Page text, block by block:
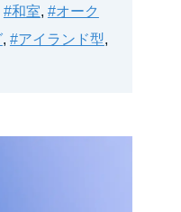
#和室, #オーク
, #アイランド型,